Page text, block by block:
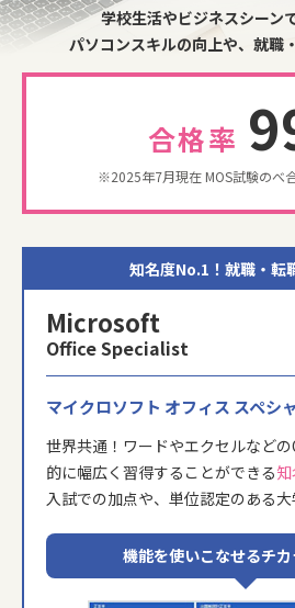
学校生活やビジネスシーン
パソコンスキルの向上や、就職
合格率
※2025年7月現在 MOS試験のべ
知名度No.1！就職・転
Microsoft
Office Specialist
マイクロソフト オフィス スペシ
世界共通！ワードやエクセルなどの
的に幅広く習得することができる
入試での加点や、単位認定のある大
機能を使いこなせるチカ